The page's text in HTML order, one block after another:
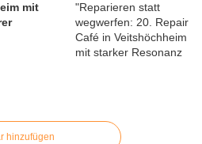
mit
hinzufügen